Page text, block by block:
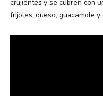
crujientes y se cubren con
frijoles, queso, guacamole y